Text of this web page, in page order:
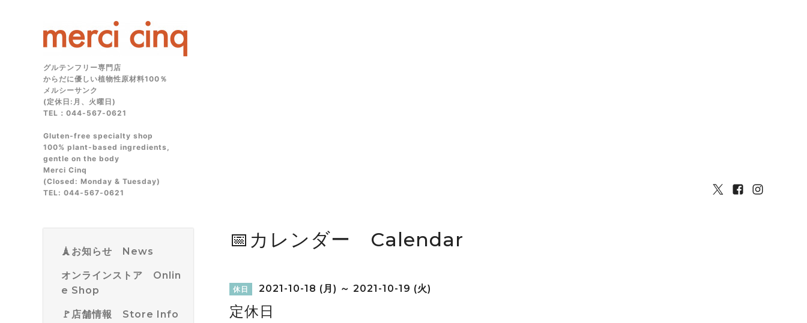
グルテンフリー専門店
からだに優しい植物性原材料100％
メルシーサンク
(定休日:月、火曜日)
TEL：044-567-0621
Gluten‑free specialty shop
100% plant‑based ingredients,
gentle on the body
Merci Cinq
(Closed: Monday & Tuesday)
TEL: 044‑567‑0621
🗼お知らせ News
オンラインストア Onlin
e Shop
🚩店舗情報 Store Info
📅カレンダー Calendar
休日 2021-10-18 (月) ～ 2021-10-19 (火)
定休日